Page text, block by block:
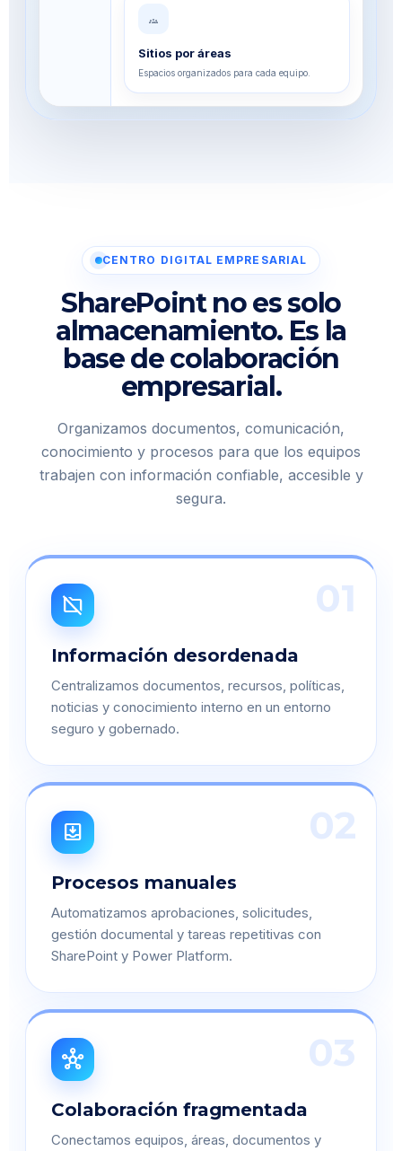
groups
Sitios por áreas
Espacios organizados para cada equipo.
CENTRO DIGITAL EMPRESARIAL
SharePoint no es solo
almacenamiento. Es la
base de colaboración
empresarial.
Organizamos documentos, comunicación,
conocimiento y procesos para que los equipos
trabajen con información confiable, accesible y
segura.
01
folder_off
Información desordenada
Centralizamos documentos, recursos, políticas,
noticias y conocimiento interno en un entorno
seguro y gobernado.
02
move_to_inbox
Procesos manuales
Automatizamos aprobaciones, solicitudes,
gestión documental y tareas repetitivas con
SharePoint y Power Platform.
03
hub
Colaboración fragmentada
Conectamos equipos, áreas, documentos y